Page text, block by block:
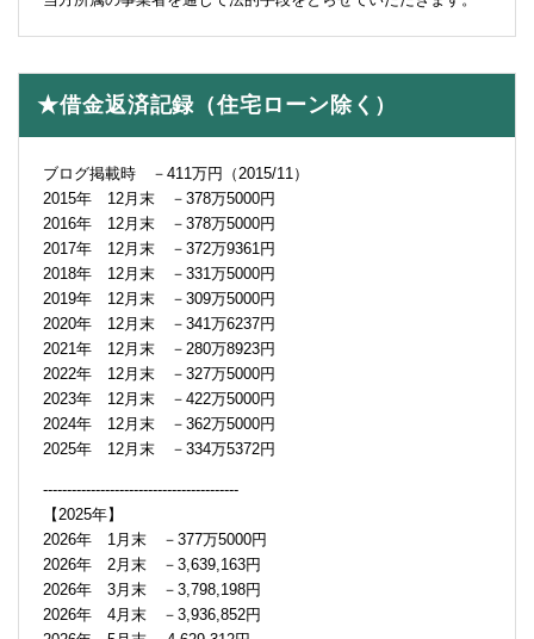
★借金返済記録（住宅ローン除く）
ブログ掲載時 －411万円（2015/11）
2015年 12月末 －378万5000円
2016年 12月末 －378万5000円
2017年 12月末 －372万9361円
2018年 12月末 －331万5000円
2019年 12月末 －309万5000円
2020年 12月末 －341万6237円
2021年 12月末 －280万8923円
2022年 12月末 －327万5000円
2023年 12月末 －422万5000円
2024年 12月末 －362万5000円
2025年 12月末 －334万5372円
-----------------------------------------
【2025年】
2026年 1月末 －377万5000円
2026年 2月末 －3,639,163円
2026年 3月末 －3,798,198円
2026年 4月末 －3,936,852円